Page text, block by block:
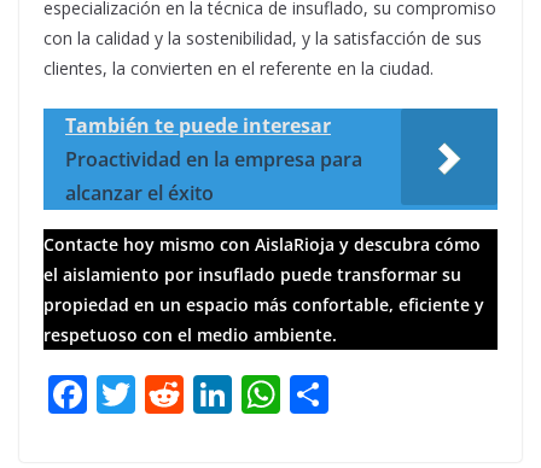
especialización en la técnica de insuflado, su compromiso
con la calidad y la sostenibilidad, y la satisfacción de sus
clientes, la convierten en el referente en la ciudad.
También te puede interesar
Proactividad en la empresa para
alcanzar el éxito
Contacte hoy mismo con AislaRioja y descubra cómo
el aislamiento por insuflado puede transformar su
propiedad en un espacio más confortable, eficiente y
respetuoso con el medio ambiente.
F T R Li W